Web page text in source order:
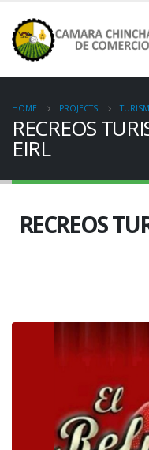
HOME PROJECTS
RECREOS
EIRL
RECREOS